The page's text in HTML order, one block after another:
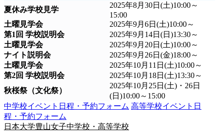
夏休み学校見学
2025年8月30日(土)10:00～
15:00
土曜見学会
2025年9月6日(土)10:00～
第1回 学校説明会
2025年9月14日(日)13:30～
土曜見学会
2025年9月20日(土)10:00～
ナイト説明会
2025年9月26日(金)18:00～
土曜見学会
2025年10月11日(土)10:00～
第2回 学校説明会
2025年10月18日(土)13:30～
秋桜祭（文化祭）
2025年10月25日(土)・26日
(日)10:00～15:00
中学校イベント日程・予約フォーム 高等学校イベント日
程・予約フォーム
日本大学豊山女子中学校・高等学校